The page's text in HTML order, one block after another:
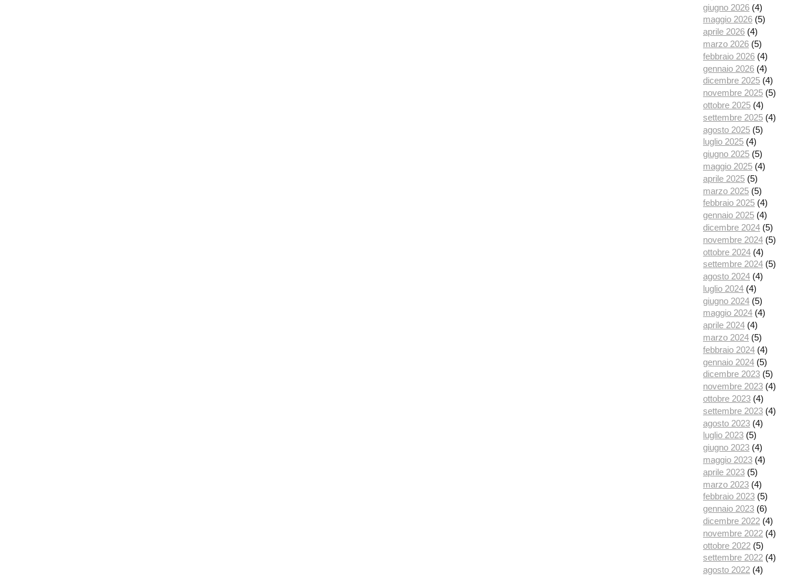
giugno 2026 (4)
maggio 2026 (5)
aprile 2026 (4)
marzo 2026 (5)
febbraio 2026 (4)
gennaio 2026 (4)
dicembre 2025 (4)
novembre 2025 (5)
ottobre 2025 (4)
settembre 2025 (4)
agosto 2025 (5)
luglio 2025 (4)
giugno 2025 (5)
maggio 2025 (4)
aprile 2025 (5)
marzo 2025 (5)
febbraio 2025 (4)
gennaio 2025 (4)
dicembre 2024 (5)
novembre 2024 (5)
ottobre 2024 (4)
settembre 2024 (5)
agosto 2024 (4)
luglio 2024 (4)
giugno 2024 (5)
maggio 2024 (4)
aprile 2024 (4)
marzo 2024 (5)
febbraio 2024 (4)
gennaio 2024 (5)
dicembre 2023 (5)
novembre 2023 (4)
ottobre 2023 (4)
settembre 2023 (4)
agosto 2023 (4)
luglio 2023 (5)
giugno 2023 (4)
maggio 2023 (4)
aprile 2023 (5)
marzo 2023 (4)
febbraio 2023 (5)
gennaio 2023 (6)
dicembre 2022 (4)
novembre 2022 (4)
ottobre 2022 (5)
settembre 2022 (4)
agosto 2022 (4)